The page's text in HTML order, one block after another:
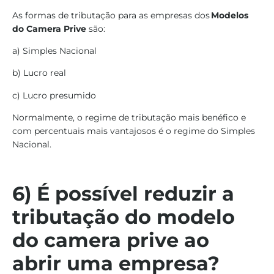
As formas de tributação para as empresas dosModelos
do Camera Prive são:
a) Simples Nacional
b) Lucro real
c) Lucro presumido
Normalmente, o regime de tributação mais benéfico e
com percentuais mais vantajosos é o regime do Simples
Nacional.
6) É possível reduzir a
tributação do modelo
do camera prive ao
abrir uma empresa?